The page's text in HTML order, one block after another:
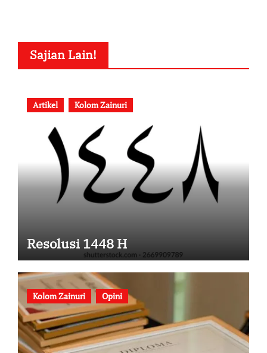
Sajian Lain!
Artikel Kolom Zainuri
Resolusi 1448 H
Kolom Zainuri Opini